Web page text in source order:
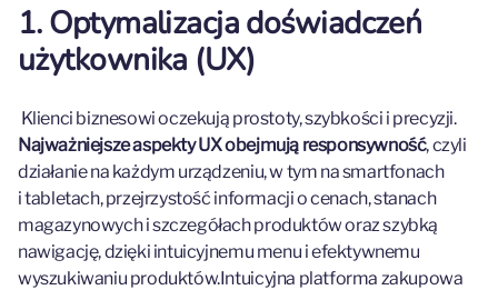
1. Optymalizacja doświadczeń
użytkownika (UX)
Klienci biznesowi oczekują prostoty, szybkości i precyzji.
Najważniejsze aspekty UX obejmują responsywność, czyli
działanie na każdym urządzeniu, w tym na smartfonach
i tabletach, przejrzystość informacji o cenach, stanach
magazynowych i szczegółach produktów oraz szybką
nawigację, dzięki intuicyjnemu menu i efektywnemu
wyszukiwaniu produktów.Intuicyjna platforma zakupowa